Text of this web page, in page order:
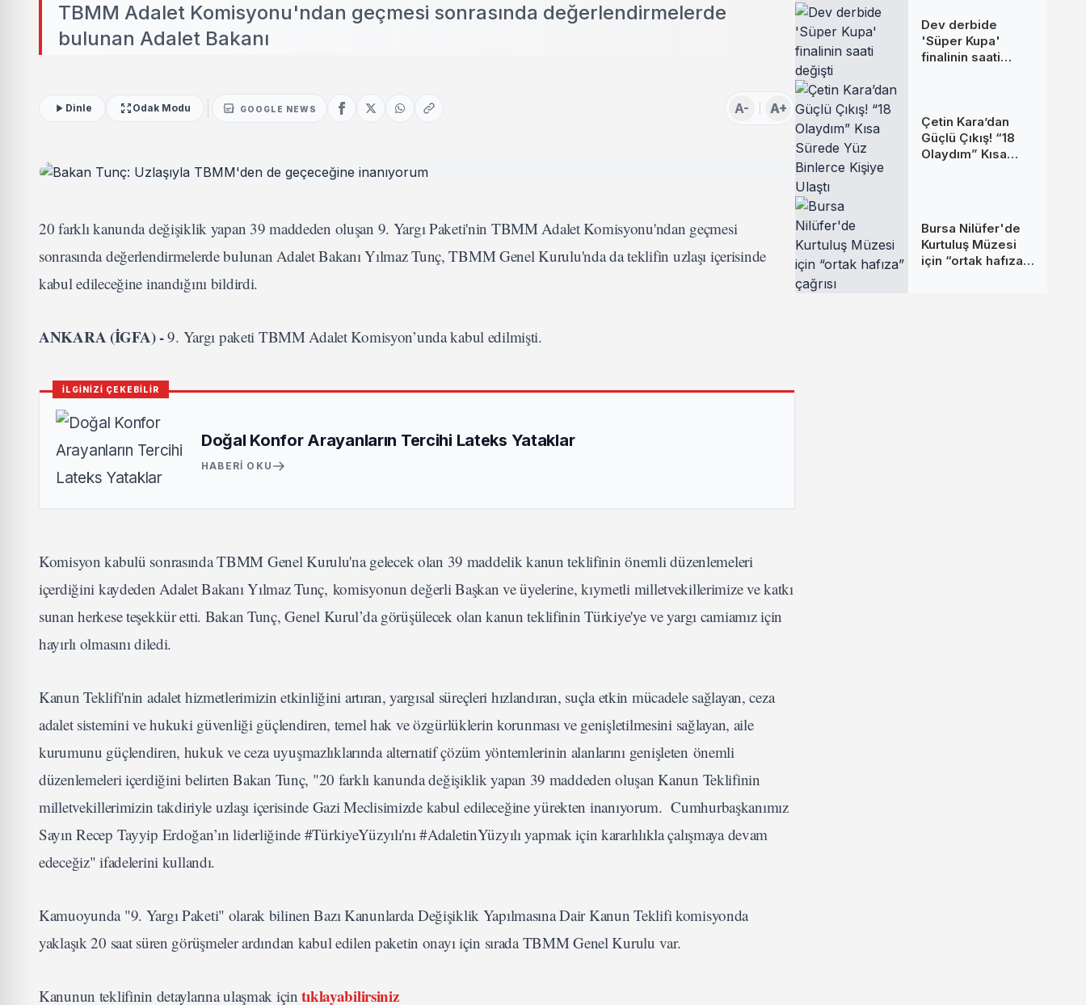
TBMM Adalet Komisyonu'ndan geçmesi sonrasında değerlendirmelerde
bulunan Adalet Bakanı
Dinle Odak Modu GOOGLE NEWS A- A+
20 farklı kanunda değişiklik yapan 39 maddeden oluşan 9. Yargı Paketi'nin TBMM Adalet Komisyonu'ndan geçmesi
sonrasında değerlendirmelerde bulunan Adalet Bakanı Yılmaz Tunç, TBMM Genel Kurulu'nda da teklifin uzlaşı içerisinde
kabul edileceğine inandığını bildirdi.
ANKARA (İGFA) -9. Yargı paketi TBMM Adalet Komisyon’unda kabul edilmişti.
İLGİNİZİ ÇEKEBİLİR
Doğal Konfor Arayanların Tercihi Lateks Yataklar
HABERI OKU
Komisyon kabulü sonrasında TBMM Genel Kurulu'na gelecek olan 39 maddelik kanun teklifinin önemli düzenlemeleri
içerdiğini kaydeden Adalet Bakanı Yılmaz Tunç, komisyonun değerli Başkan ve üyelerine, kıymetli milletvekillerimize ve katkı
sunan herkese teşekkür etti. Bakan Tunç, Genel Kurul’da görüşülecek olan kanun teklifinin Türkiye'ye ve yargı camiamız için
hayırlı olmasını diledi.
Kanun Teklifi'nin adalet hizmetlerimizin etkinliğini artıran, yargısal süreçleri hızlandıran, suçla etkin mücadele sağlayan, ceza
adalet sistemini ve hukuki güvenliği güçlendiren, temel hak ve özgürlüklerin korunması ve genişletilmesini sağlayan, aile
kurumunu güçlendiren, hukuk ve ceza uyuşmazlıklarında alternatif çözüm yöntemlerinin alanlarını genişleten önemli
düzenlemeleri içerdiğini belirten Bakan Tunç, "20 farklı kanunda değişiklik yapan 39 maddeden oluşan Kanun Teklifinin
milletvekillerimizin takdiriyle uzlaşı içerisinde Gazi Meclisimizde kabul edileceğine yürekten inanıyorum. Cumhurbaşkanımız
Sayın Recep Tayyip Erdoğan’ın liderliğinde #TürkiyeYüzyılı'nı #AdaletinYüzyılı yapmak için kararlılıkla çalışmaya devam
edeceğiz" ifadelerini kullandı.
Kamuoyunda "9. Yargı Paketi" olarak bilinen Bazı Kanunlarda Değişiklik Yapılmasına Dair Kanun Teklifi komisyonda
yaklaşık 20 saat süren görüşmeler ardından kabul edilen paketin onayı için sırada TBMM Genel Kurulu var.
Kanunun teklifinin detaylarına ulaşmak içintıklayabilirsiniz
Dev derbide
'Süper Kupa'
finalinin saati
Çetin Kara’dan
Güçlü Çıkış! “18
Olaydım” Kısa
Bursa Nilüfer'de
Kurtuluş Müzesi
için “ortak hafıza”